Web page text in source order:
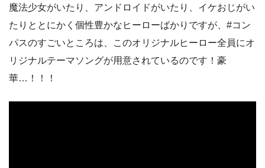
魔法少女がいたり、アンドロイドがいたり、イケおじがい
たりととにかく個性豊かなヒーローばかりですが、#コン
パスのすごいところは、このオリジナルヒーロー全員にオ
リジナルテーマソングが用意されているのです！豪
華…！！！